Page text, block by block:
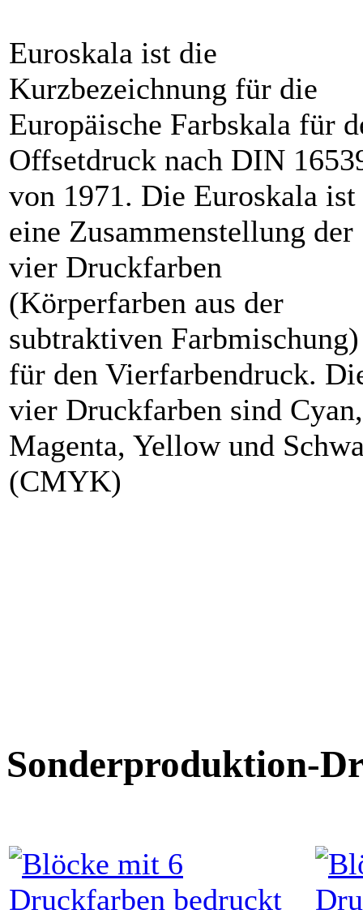
Euroskala ist die
Kurzbezeichnung für die
Europäische Farbskala für
Offsetdruck nach DIN
von 1971. Die Euroskala ist
eine Zusammenstellung der
vier Druckfarben
(Körperfarben aus der
subtraktiven Farbmischung)
für den Vierfarbendruck.
vier Druckfarben sind Cyan,
Magenta, Yellow und
(CMYK)
Sonderproduktion-